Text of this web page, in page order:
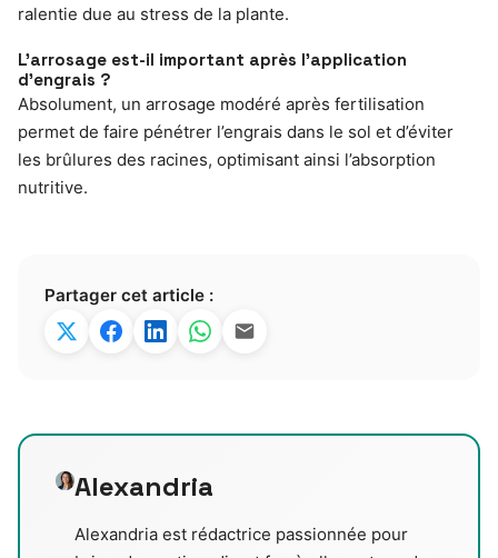
ralentie due au stress de la plante.
L’arrosage est-il important après l’application
d’engrais ?
Absolument, un arrosage modéré après fertilisation
permet de faire pénétrer l’engrais dans le sol et d’éviter
les brûlures des racines, optimisant ainsi l’absorption
nutritive.
Partager cet article :
Alexandria
Alexandria est rédactrice passionnée pour